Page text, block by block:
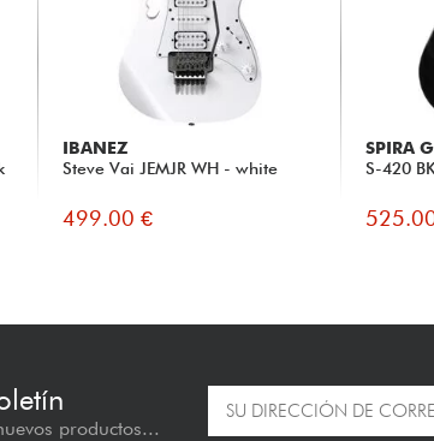
IBANEZ
Steve Vai JEMJR WH - white
499.00 €
SPIRA
S-420
productos...